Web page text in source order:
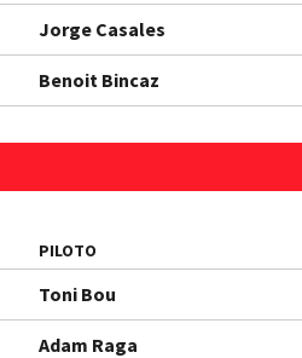
Jorge Casales
Benoit Bincaz
PILOTO
Toni Bou
Adam Raga